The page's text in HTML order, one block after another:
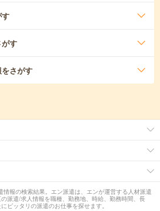
す
さがす
報の検索結果。エン派遣は、エンが運営する人材派遣
派遣/求人情報を職種、勤務地、時給、勤務時間、長
ピッタリの派遣のお仕事を探せます。